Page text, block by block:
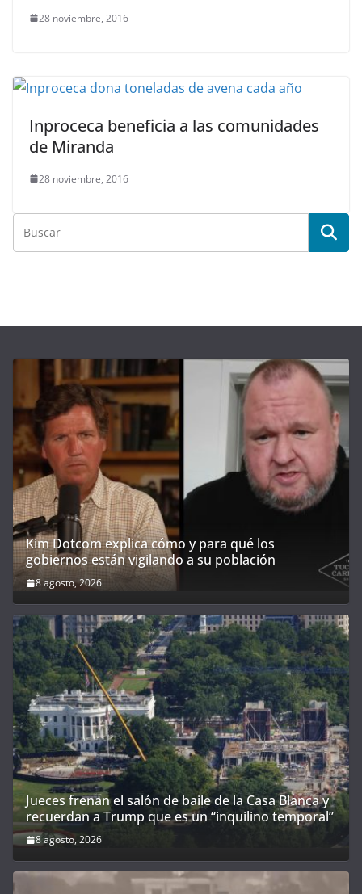
28 noviembre, 2016
Inproceca beneficia a las comunidades
de Miranda
28 noviembre, 2016
Kim Dotcom explica cómo y para qué los
gobiernos están vigilando a su población
8 agosto, 2026
Jueces frenan el salón de baile de la Casa Blanca y
recuerdan a Trump que es un “inquilino temporal”
8 agosto, 2026